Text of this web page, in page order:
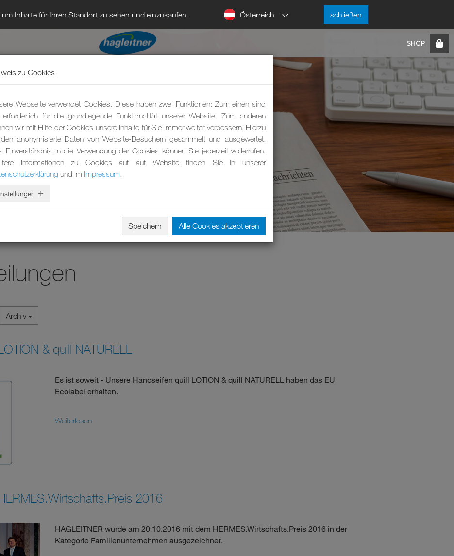
Inhalte für Ihren Standort zu sehen und einzukaufen. Österreich schließen
Archiv
& quill NATURELL
Es ist soweit - Unsere Handseifen quill LOTION & quill NATURELL haben das EU
Ecolabel erhalten.
Weiterlesen
2016
HAGLEITNER wurde am 20.10.2016 mit dem HERMES.Wirtschafts.Preis 2016 in der
Kategorie Familienunternehmen ausgezeichnet.
zu Cookies
Webseite verwendet Cookies. Diese haben zwei Funktionen: Zum einen sind
erforderlich für die grundlegende Funktionalität unserer Website. Zum anderen
wir mit Hilfe der Cookies unsere Inhalte für Sie immer weiter verbessern. Hierzu
anonymisierte Daten von Website-Besuchern gesammelt und ausgewertet.
Einverständnis in die Verwendung der Cookies können Sie jederzeit widerrufen.
Informationen zu Cookies auf auf Website finden Sie in unserer
und im Impressum.
Speichern Alle Cookies akzeptieren